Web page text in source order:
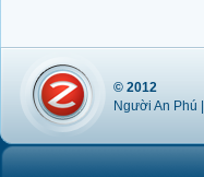
© 2012
Người An Phú |